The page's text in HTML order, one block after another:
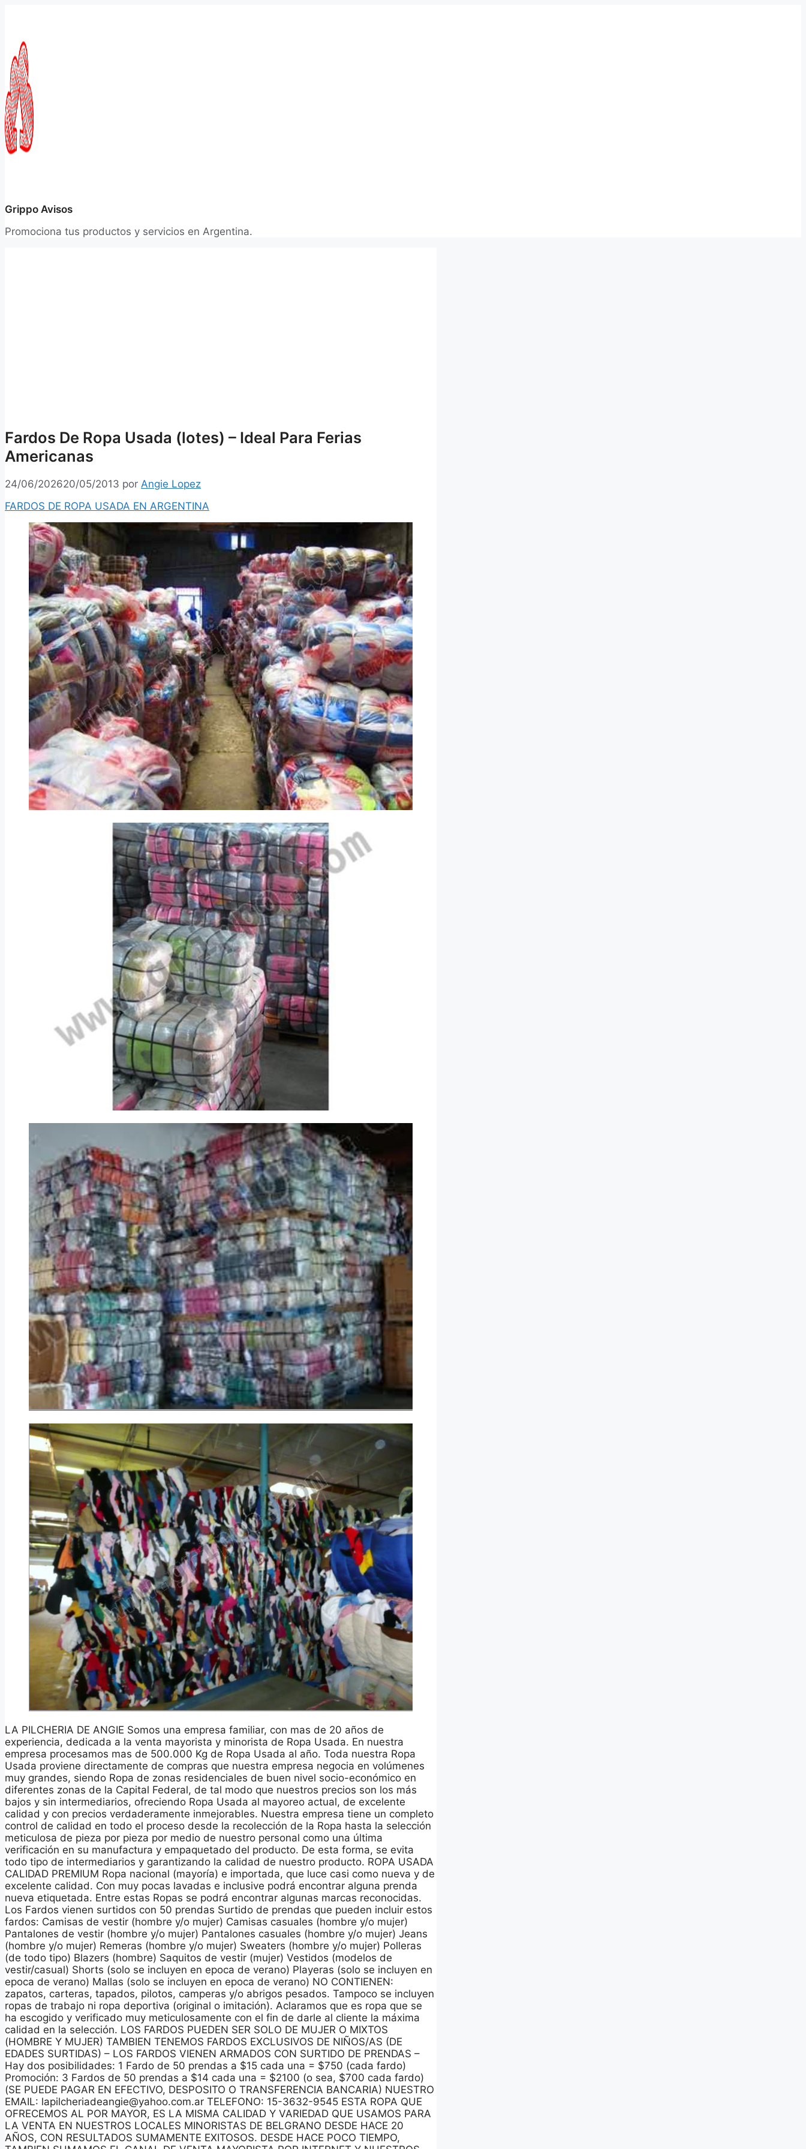
Grippo Avisos
Promociona tus productos y servicios en Argentina.
Fardos De Ropa Usada (lotes) – Ideal Para Ferias
Americanas
24/06/202620/05/2013 por Angie Lopez
FARDOS DE ROPA USADA EN ARGENTINA
LA PILCHERIA DE ANGIE Somos una empresa familiar, con mas de 20 años de
experiencia, dedicada a la venta mayorista y minorista de Ropa Usada. En nuestra
empresa procesamos mas de 500.000 Kg de Ropa Usada al año. Toda nuestra Ropa
Usada proviene directamente de compras que nuestra empresa negocia en volúmenes
muy grandes, siendo Ropa de zonas residenciales de buen nivel socio-económico en
diferentes zonas de la Capital Federal, de tal modo que nuestros precios son los más
bajos y sin intermediarios, ofreciendo Ropa Usada al mayoreo actual, de excelente
calidad y con precios verdaderamente inmejorables. Nuestra empresa tiene un completo
control de calidad en todo el proceso desde la recolección de la Ropa hasta la selección
meticulosa de pieza por pieza por medio de nuestro personal como una última
verificación en su manufactura y empaquetado del producto. De esta forma, se evita
todo tipo de intermediarios y garantizando la calidad de nuestro producto. ROPA USADA
CALIDAD PREMIUM Ropa nacional (mayoría) e importada, que luce casi como nueva y de
excelente calidad. Con muy pocas lavadas e inclusive podrá encontrar alguna prenda
nueva etiquetada. Entre estas Ropas se podrá encontrar algunas marcas reconocidas.
Los Fardos vienen surtidos con 50 prendas Surtido de prendas que pueden incluir estos
fardos: Camisas de vestir (hombre y/o mujer) Camisas casuales (hombre y/o mujer)
Pantalones de vestir (hombre y/o mujer) Pantalones casuales (hombre y/o mujer) Jeans
(hombre y/o mujer) Remeras (hombre y/o mujer) Sweaters (hombre y/o mujer) Polleras
(de todo tipo) Blazers (hombre) Saquitos de vestir (mujer) Vestidos (modelos de
vestir/casual) Shorts (solo se incluyen en epoca de verano) Playeras (solo se incluyen en
epoca de verano) Mallas (solo se incluyen en epoca de verano) NO CONTIENEN:
zapatos, carteras, tapados, pilotos, camperas y/o abrigos pesados. Tampoco se incluyen
ropas de trabajo ni ropa deportiva (original o imitación). Aclaramos que es ropa que se
ha escogido y verificado muy meticulosamente con el fin de darle al cliente la máxima
calidad en la selección. LOS FARDOS PUEDEN SER SOLO DE MUJER O MIXTOS
(HOMBRE Y MUJER) TAMBIEN TENEMOS FARDOS EXCLUSIVOS DE NIÑOS/AS (DE
EDADES SURTIDAS) – LOS FARDOS VIENEN ARMADOS CON SURTIDO DE PRENDAS –
Hay dos posibilidades: 1 Fardo de 50 prendas a $15 cada una = $750 (cada fardo)
Promoción: 3 Fardos de 50 prendas a $14 cada una = $2100 (o sea, $700 cada fardo)
(SE PUEDE PAGAR EN EFECTIVO, DESPOSITO O TRANSFERENCIA BANCARIA) NUESTRO
EMAIL: lapilcheriadeangie@yahoo.com.ar TELEFONO: 15-3632-9545 ESTA ROPA QUE
OFRECEMOS AL POR MAYOR, ES LA MISMA CALIDAD Y VARIEDAD QUE USAMOS PARA
LA VENTA EN NUESTROS LOCALES MINORISTAS DE BELGRANO DESDE HACE 20
AÑOS, CON RESULTADOS SUMAMENTE EXITOSOS. DESDE HACE POCO TIEMPO,